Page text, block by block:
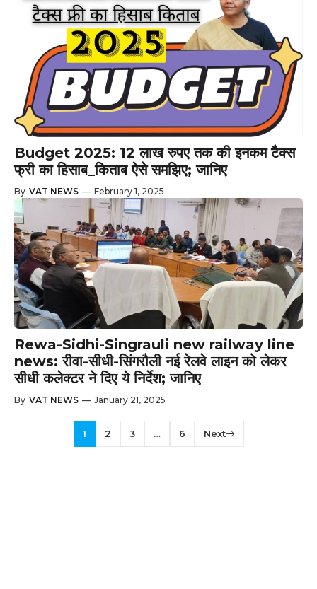
Budget 2025: 12 लाख रुपए तक की इनकम टैक्स
फ्री का हिसाब_किताब ऐसे समझिए; जानिए
By VAT NEWS — February 1, 2025
Rewa-Sidhi-Singrauli new railway line
news: रीवा-सीधी-सिंगरौली नई रेलवे लाइन को लेकर
सीधी कलेक्टर ने दिए ये निर्देश; जानिए
By VAT NEWS — January 21, 2025
1 2 3 … 6 Next